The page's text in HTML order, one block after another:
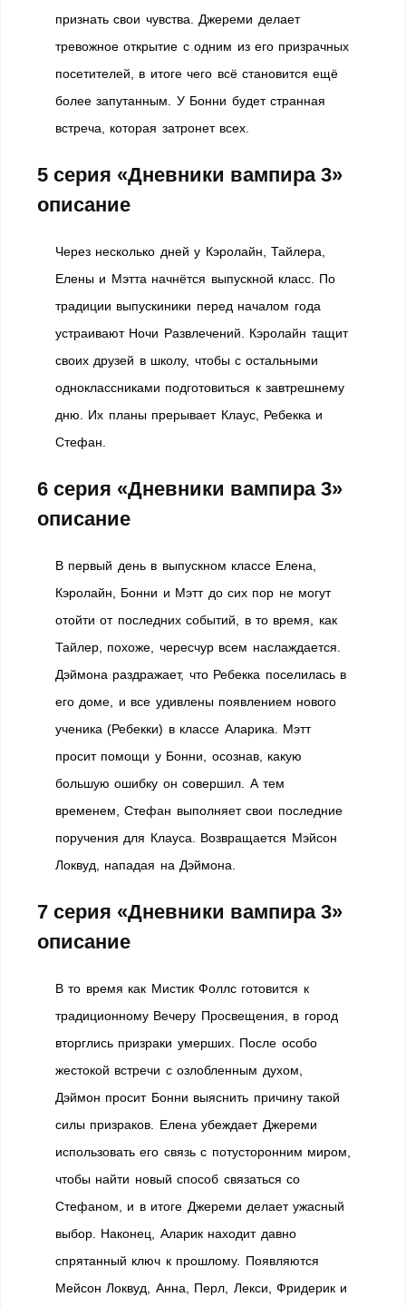
признать свои чувства. Джереми делает
тревожное открытие с одним из его призрачных
посетителей, в итоге чего всё становится ещё
более запутанным. У Бонни будет странная
встреча, которая затронет всех.
5 серия «Дневники вампира 3»
описание
Через несколько дней у Кэролайн, Тайлера,
Елены и Мэтта начнётся выпускной класс. По
традиции выпускиники перед началом года
устраивают Ночи Развлечений. Кэролайн тащит
своих друзей в школу, чтобы с остальными
одноклассниками подготовиться к завтрешнему
дню. Их планы прерывает Клаус, Ребекка и
Стефан.
6 серия «Дневники вампира 3»
описание
В первый день в выпускном классе Елена,
Кэролайн, Бонни и Мэтт до сих пор не могут
отойти от последних событий, в то время, как
Тайлер, похоже, чересчур всем наслаждается.
Дэймона раздражает, что Ребекка поселилась в
его доме, и все удивлены появлением нового
ученика (Ребекки) в классе Аларика. Мэтт
просит помощи у Бонни, осознав, какую
большую ошибку он совершил. А тем
временем, Стефан выполняет свои последние
поручения для Клауса. Возвращается Мэйсон
Локвуд, нападая на Дэймона.
7 серия «Дневники вампира 3»
описание
В то время как Мистик Фоллс готовится к
традиционному Вечеру Просвещения, в город
вторглись призраки умерших. После особо
жестокой встречи с озлобленным духом,
Дэймон просит Бонни выяснить причину такой
силы призраков. Елена убеждает Джереми
использовать его связь с потусторонним миром,
чтобы найти новый способ связаться со
Стефаном, и в итоге Джереми делает ужасный
выбор. Наконец, Аларик находит давно
спрятанный ключ к прошлому. Появляются
Мейсон Локвуд, Анна, Перл, Лекси, Фридерик и